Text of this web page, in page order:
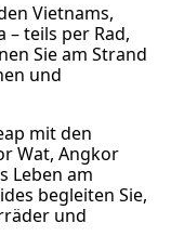
Vietnams,
teils per Rad,
Sie am Strand
und
mit den
Wat, Angkor
Leben am
begleiten Sie,
und